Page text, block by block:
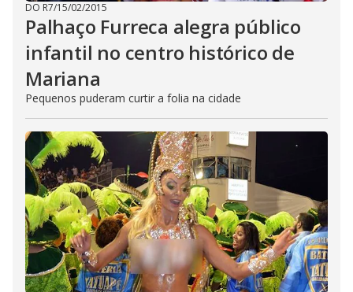
DO R7/15/02/2015
Palhaço Furreca alegra público
infantil no centro histórico de
Mariana
Pequenos puderam curtir a folia na cidade